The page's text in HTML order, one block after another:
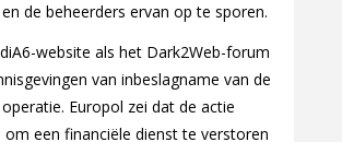
de beheerders ervan op te sporen.
website als het Dark2Web-forum
van inbeslagname van de
Europol zei dat de actie
om een financiële dienst te verstoren